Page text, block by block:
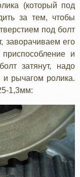
(который под
за тем, чтобы
под болт
заворачиваем его
и
затянут, надо
и рычагом ролика.
1,3мм: